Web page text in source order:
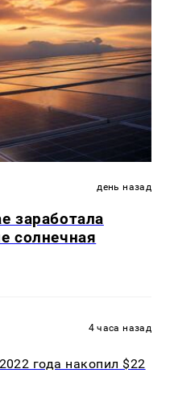
день назад
заработала
солнечная
4 часа назад
года накопил $22